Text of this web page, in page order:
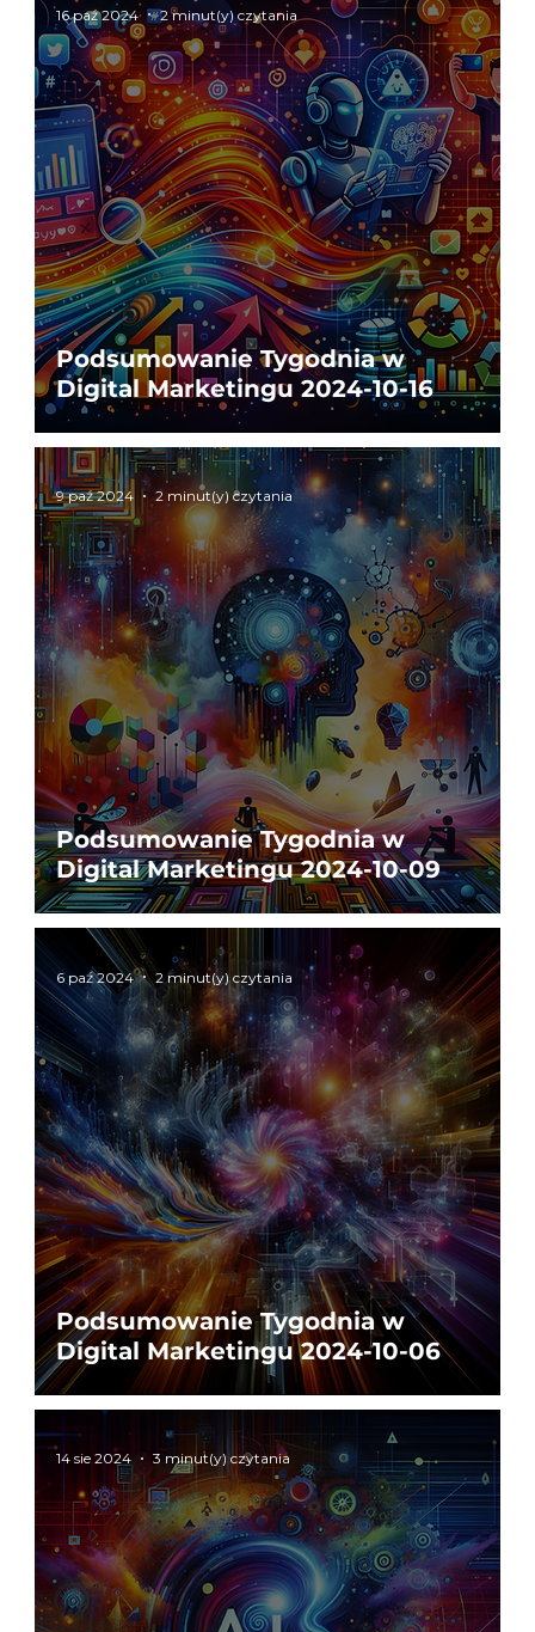
Podsumowanie Tygodnia w
Digital Marketingu 2024-10-16
16 paź 2024 2 minut(y) czytania
Podsumowanie Tygodnia w
Digital Marketingu 2024-10-09
9 paź 2024 2 minut(y) czytania
Podsumowanie Tygodnia w
Digital Marketingu 2024-10-06
6 paź 2024 2 minut(y) czytania
14 sie 2024 3 minut(y) czytania